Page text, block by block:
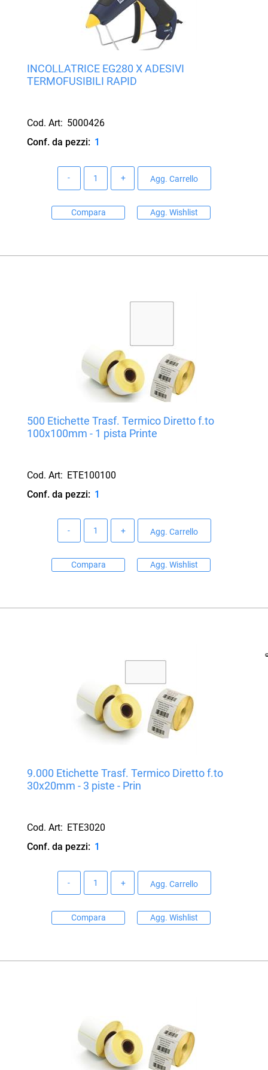
INCOLLATRICE EG280 X ADESIVI
TERMOFUSIBILI RAPID
Cod. Art: 5000426
Conf. da pezzi: 1
Agg. Carrello
Compara Agg. Wishlist
500 Etichette Trasf. Termico Diretto f.to
100x100mm - 1 pista Printe
Cod. Art: ETE100100
Conf. da pezzi: 1
Agg. Carrello
Compara Agg. Wishlist
9.000 Etichette Trasf. Termico Diretto f.to
30x20mm - 3 piste - Prin
Cod. Art: ETE3020
Conf. da pezzi: 1
Agg. Carrello
Compara Agg. Wishlist